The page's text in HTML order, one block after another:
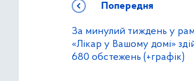
Попередня
За минулий тиждень у
«Лікар у Вашому домі»
680 обстежень (+графік)